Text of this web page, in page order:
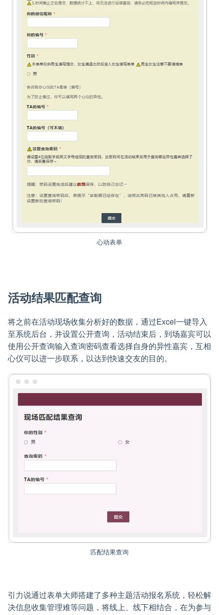
心动表单
活动结果匹配查询
将之前在活动现场收集分析好的数据，通过Excel一键导入
至系统后台，并设置公开查询，活动结束后，到场嘉宾可以
使用公开查询输入查询密码查看选择自身的异性嘉宾，互相
心仪可以进一步联系，以达到快速交友的目的。
匹配结果查询
引力说通过表单大师搭建了多种主题活动报名系统，轻松解
决信息收集管理难等问题，将线上、线下相结合，在为参与